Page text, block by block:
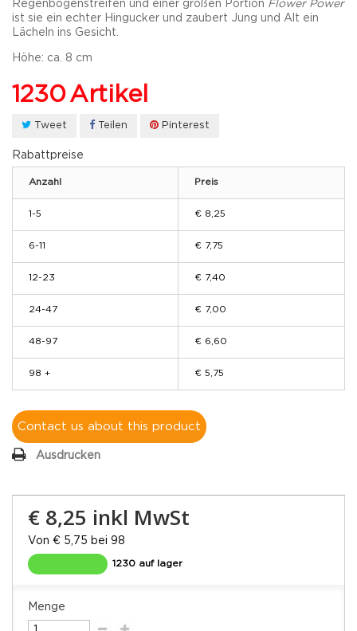
Regenbogenstreifen und einer großen Portion Flower Power
ist sie ein echter Hingucker und zaubert Jung und Alt ein
Lächeln ins Gesicht.
Höhe: ca. 8 cm
1230Artikel
Tweet Teilen Pinterest
Rabattpreise
Anzahl Preis
1-5 € 8,25
6-11 € 7,75
12-23 € 7,40
24-47 € 7,00
48-97 € 6,60
98 + € 5,75
Contact us about this product
Ausdrucken
€ 8,25 inkl MwSt
Von € 5,75 bei 98
1230 auf lager
Menge